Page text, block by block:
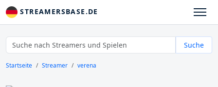
STREAMERSBASE.DE
Suche
Startseite Streamer verena